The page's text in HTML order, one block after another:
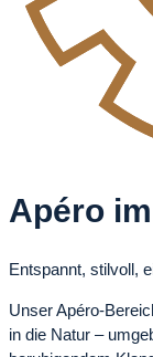
Apéro
Entspannt, stilvoll,
Unser Apéro-
in die Natur –